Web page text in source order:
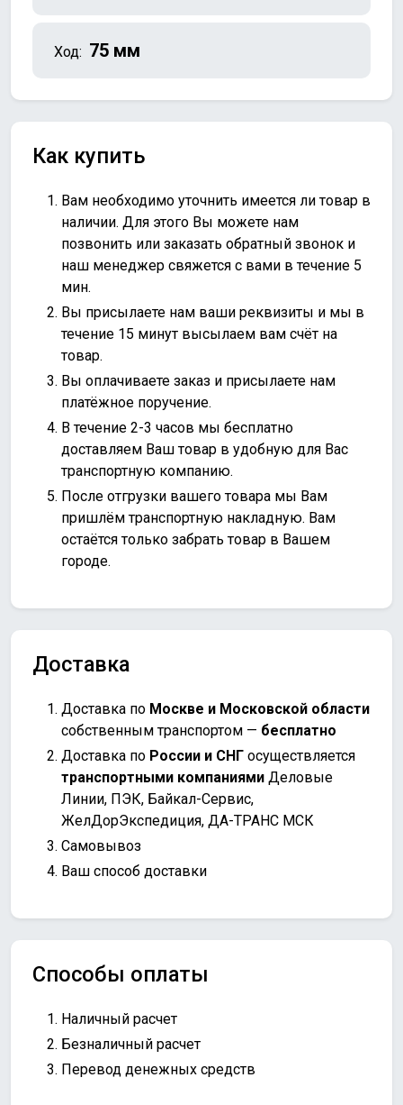
Ход: 75 мм
Как купить
Вам необходимо уточнить имеется ли товар в
наличии. Для этого Вы можете нам
позвонить или заказать обратный звонок и
наш менеджер свяжется с вами в течение 5
мин.
Вы присылаете нам ваши реквизиты и мы в
течение 15 минут высылаем вам счёт на
товар.
Вы оплачиваете заказ и присылаете нам
платёжное поручение.
В течение 2-3 часов мы бесплатно
доставляем Ваш товар в удобную для Вас
транспортную компанию.
После отгрузки вашего товара мы Вам
пришлём транспортную накладную. Вам
остаётся только забрать товар в Вашем
городе.
Доставка
Доставка по Москве и Московской области
собственным транспортом — бесплатно
Доставка по России и СНГ осуществляется
транспортными компаниями Деловые
Линии, ПЭК, Байкал-Сервис,
ЖелДорЭкспедиция, ДА-ТРАНС МСК
Самовывоз
Ваш способ доставки
Способы оплаты
Наличный расчет
Безналичный расчет
Перевод денежных средств